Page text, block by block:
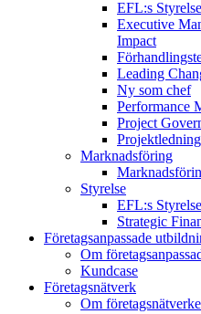
EFL:s
Executive
Impact
Leading
Ny som chef
Performance
Project
Marknadsföring
Styrelse
EFL:s
Strategic
Företagsanpassade
Om
Kundcase
Företagsnätverk
Om